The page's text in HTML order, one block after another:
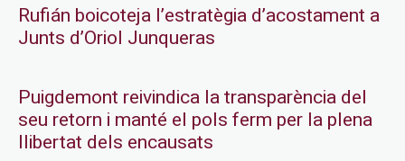
Rufián boicoteja l’estratègia d’acostament a
Junts d’Oriol Junqueras
Puigdemont reivindica la transparència del
seu retorn i manté el pols ferm per la plena
llibertat dels encausats